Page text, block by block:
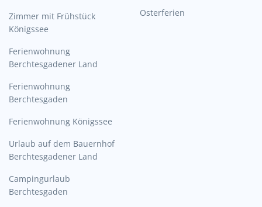
Zimmer mit Frühstück
Königssee
Ferienwohnung
Berchtesgadener Land
Ferienwohnung
Berchtesgaden
Ferienwohnung Königssee
Urlaub auf dem Bauernhof
Berchtesgadener Land
Campingurlaub
Berchtesgaden
Osterferien